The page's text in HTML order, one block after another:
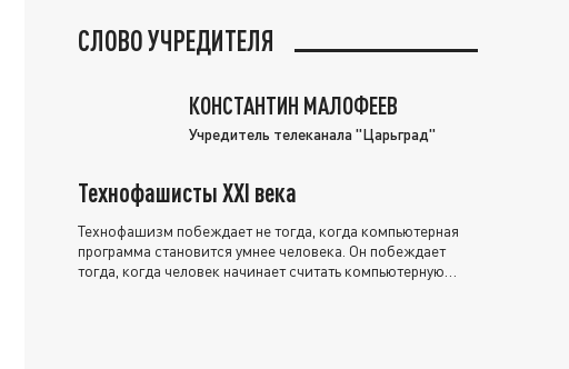
СЛОВО УЧРЕДИТЕЛЯ
КОНСТАНТИН МАЛОФЕЕВ
Учредитель телеканала "Царьград"
Технофашисты XXI века
Технофашизм побеждает не тогда, когда компьютерная
программа становится умнее человека. Он побеждает
тогда, когда человек начинает считать компьютерную